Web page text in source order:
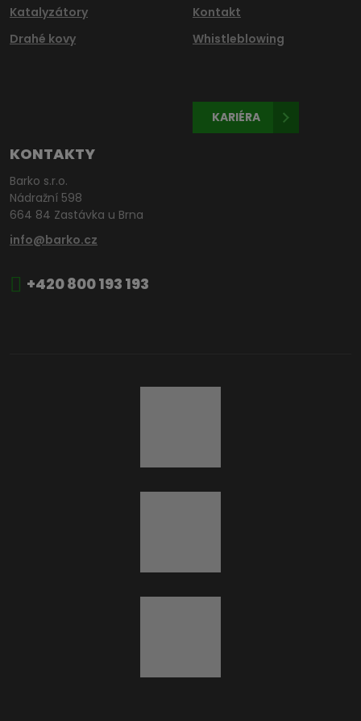
Katalyzátory
Drahé kovy
Kontakt
Whistleblowing
KARIÉRA
KONTAKTY
Barko s.r.o.
Nádražní 598
664 84 Zastávka u Brna
info@barko.cz
+420 800 193 193